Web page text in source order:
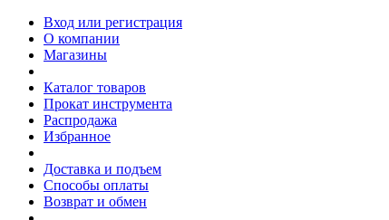
Вход или регистрация
О компании
Магазины
Каталог товаров
Прокат инструмента
Распродажа
Избранное
Доставка и подъем
Способы оплаты
Возврат и обмен